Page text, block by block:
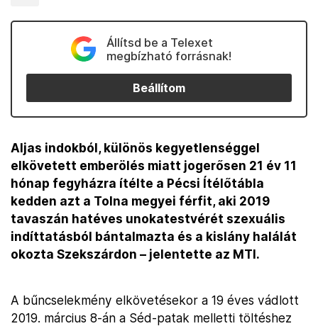
Állítsd be a Telexet
megbízható forrásnak!
Beállítom
Aljas indokból, különös kegyetlenséggel
elkövetett emberölés miatt jogerősen 21 év 11
hónap fegyházra ítélte a Pécsi Ítélőtábla
kedden azt a Tolna megyei férfit, aki 2019
tavaszán hatéves unokatestvérét szexuális
indíttatásból bántalmazta és a kislány halálát
okozta Szekszárdon – jelentette az MTI.
A bűncselekmény elkövetésekor a 19 éves vádlott
2019. március 8-án a Séd-patak melletti töltéshez